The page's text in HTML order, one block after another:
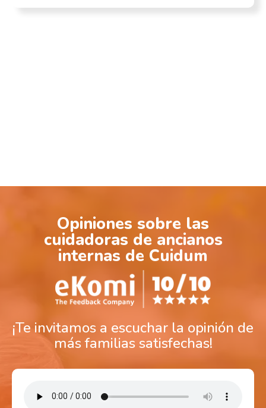
Opiniones sobre las
cuidadoras de ancianos
internas de Cuidum
¡Te invitamos a escuchar la opinión de
más familias satisfechas!